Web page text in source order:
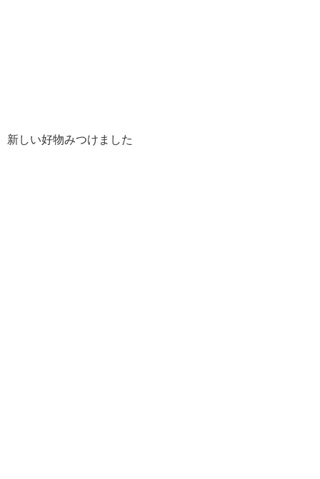
新しい好物みつけました